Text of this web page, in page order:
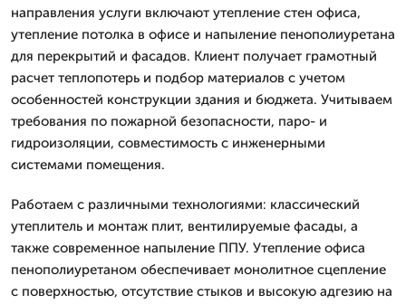
направления услуги включают утепление стен офиса,
утепление потолка в офисе и напыление пенополиуретана
для перекрытий и фасадов. Клиент получает грамотный
расчет теплопотерь и подбор материалов с учетом
особенностей конструкции здания и бюджета. Учитываем
требования по пожарной безопасности, паро- и
гидроизоляции, совместимость с инженерными
системами помещения.
Работаем с различными технологиями: классический
утеплитель и монтаж плит, вентилируемые фасады, а
также современное напыление ППУ. Утепление офиса
пенополиуретаном обеспечивает монолитное сцепление
с поверхностью, отсутствие стыков и высокую адгезию на